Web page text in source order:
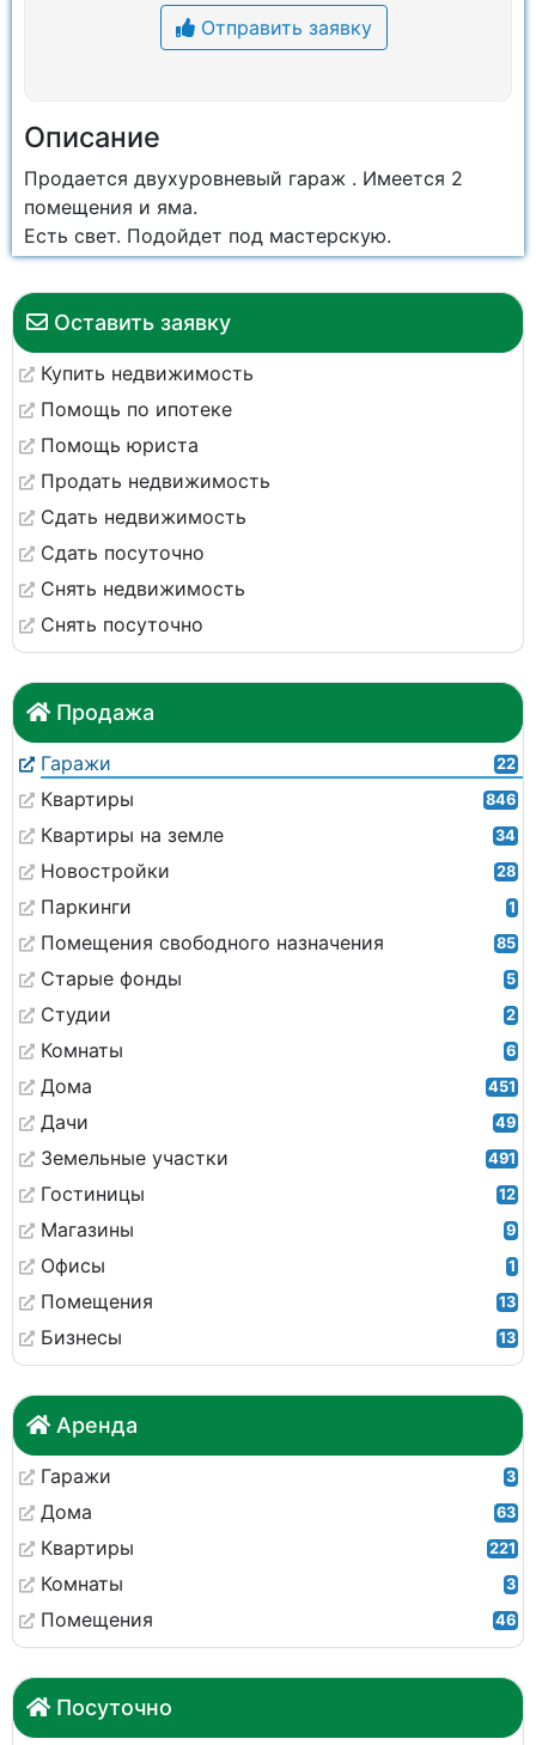
Оставить заявку
Купить недвижимость
Помощь по ипотеке
Помощь юриста
Продать недвижимость
Сдать недвижимость
Сдать посуточно
Снять недвижимость
Снять посуточно
Продажа
Гаражи 22
Квартиры 846
Квартиры на земле 34
Новостройки 28
Паркинги 1
Помещения свободного назначения 85
Старые фонды 5
Студии 2
Комнаты 6
Дома 451
Дачи 49
Земельные участки 491
Гостиницы 12
Магазины 9
Офисы 1
Помещения 13
Бизнесы 13
Аренда
Гаражи 3
Дома 63
Квартиры 221
Комнаты 3
Помещения 46
Посуточно
Отправить заявку
Описание
Продается двухуровневый гараж . Имеется 2
помещения и яма.
Есть свет. Подойдет под мастерскую.